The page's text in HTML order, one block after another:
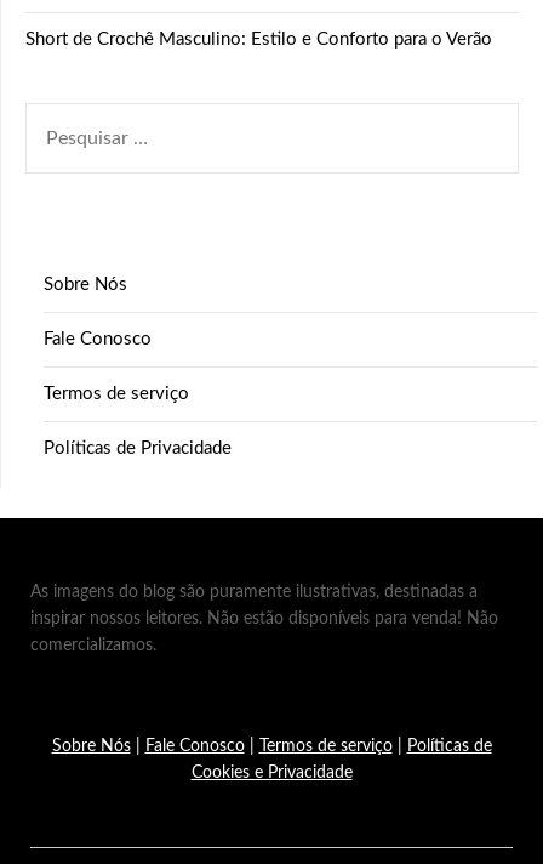
Short de Crochê Masculino: Estilo e Conforto para o Verão
POR:
Sobre Nós
Fale Conosco
Termos de serviço
Políticas de Privacidade
As imagens do blog são puramente ilustrativas, destinadas a
inspirar nossos leitores. Não estão disponíveis para venda! Não
comercializamos.
Sobre Nós| Fale Conosco| Termos de serviço|
Políticas de
Cookies e Privacidade